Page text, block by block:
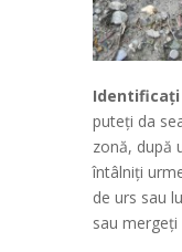
Identificați
puteți da
zonă, după
întâlniți
de urs sau
sau